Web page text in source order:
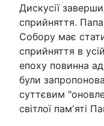
Дискусії
сприйняття.
Собору має
сприйняття в
епоху повинна
були
суттєвим
світлої пам'яті